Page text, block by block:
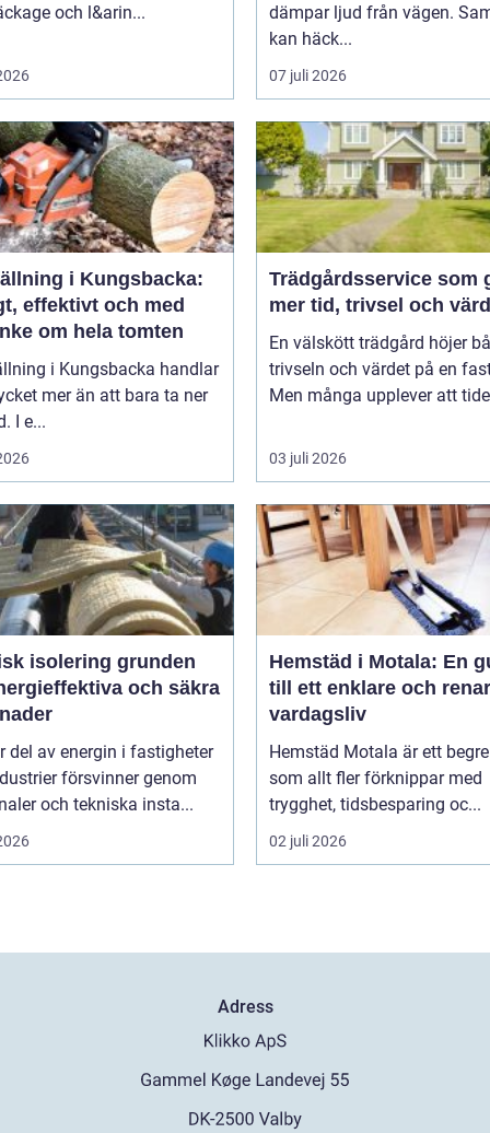
och l&arin...
dämpar ljud från vägen.
kan häck...
07 juli 2026
i Kungsbacka:
effektivt och med
om hela tomten
i Kungsbacka handlar
mer än att bara ta ner
I e...
Trädgårdsservice som
mer tid, trivsel och
En välskött trädgård höjer
trivseln och värdet på en
Men många upplever att
03 juli 2026
grunden
och säkra
del av energin i fastigheter
försvinner genom
och tekniska insta...
Hemstäd i Motala: En
till ett enklare och
vardagsliv
Hemstäd Motala är ett
som allt fler förknippar med
trygghet, tidsbesparing oc...
02 juli 2026
Adress